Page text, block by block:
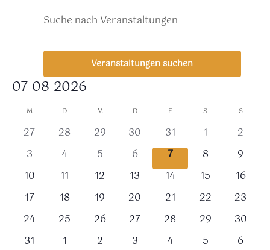
Veranstaltungen
Suche
und
Ansichten,
Navigation
Suche
Schlüsselwort
eingeben.
Suche
Veranstaltungen
Veranstaltungen suchen
07-08-2026
wählen.Kalender
von
Veranstaltungen
M D M D F S S
0
Veranstaltungen,
27
0
Veranstaltungen,
28
0
Veranstaltungen,
29
0
Veranstaltungen,
30
0
Veranstaltungen,
31
0
1
0
2
0
Veranstaltungen,
3
0
Veranstaltungen,
4
0
Veranstaltungen,
5
0
Veranstaltungen,
6
0
Veranstaltungen,
7
0
8
0
9
0
Veranstaltungen,
10
0
Veranstaltungen,
11
0
Veranstaltungen,
12
0
Veranstaltungen,
13
0
Veranstaltungen,
14
0
15
0
16
0
Veranstaltungen,
17
0
Veranstaltungen,
18
0
Veranstaltungen,
19
0
Veranstaltungen,
20
0
Veranstaltungen,
21
0
22
0
23
0
Veranstaltungen,
24
0
Veranstaltungen,
25
0
Veranstaltungen,
26
0
Veranstaltungen,
27
0
Veranstaltungen,
28
0
29
0
30
0
31
0
1
0
2
0
3
0
4
0
5
0
6